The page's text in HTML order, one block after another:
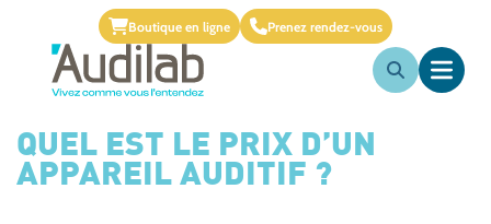
Boutique en ligne Prenez rendez-vous
QUEL EST LE PRIX D’UN
APPAREIL AUDITIF ?